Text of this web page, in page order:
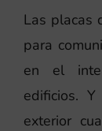
Las placas
para
en el
edificios.
exterior